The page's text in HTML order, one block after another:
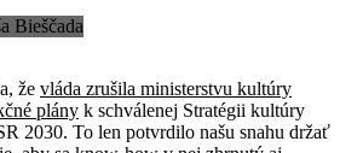
že vláda zrušila ministerstvu kultúry
plány k schválenej Stratégii kultúry
2030. To len potvrdilo našu snahu držať